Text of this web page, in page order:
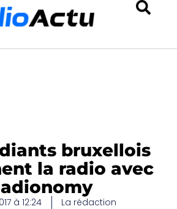
bruxellois
la radio avec
à 12:24 La rédaction